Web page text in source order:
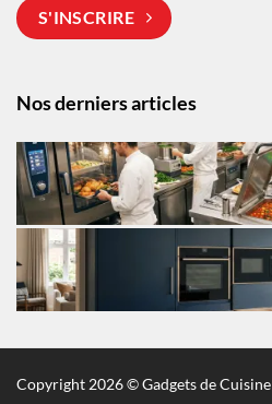
Nos derniers articles
S'INSCRIRE
Copyright 2026 © Gadgets de Cuisine